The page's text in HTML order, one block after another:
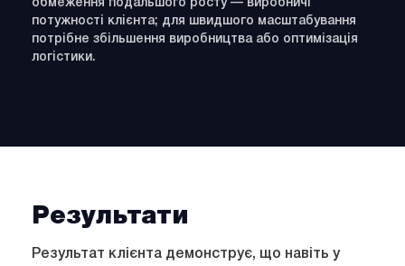
обмеження подальшого росту — виробничі
потужності клієнта; для швидшого масштабування
потрібне збільшення виробництва або оптимізація
логістики.
Результати
Результат клієнта демонструє, що навіть у